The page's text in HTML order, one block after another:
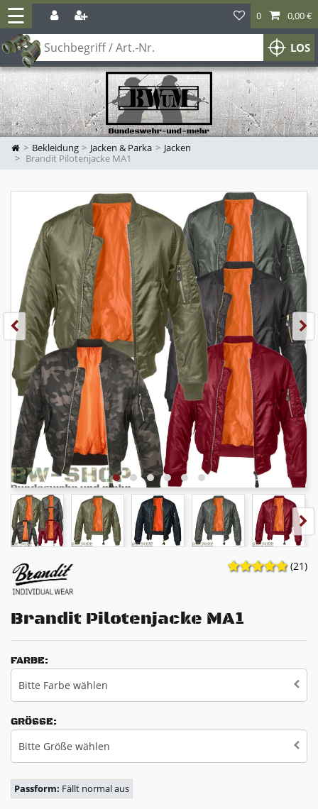
☰
LOS
0 0,00 €
Bekleidung Jacken & Parka
Jacken
Brandit Pilotenjacke MA1
(21)
Brandit Pilotenjacke MA1
FARBE:
Bitte Farbe wählen
GRÖSSE:
Bitte Größe wählen
Passform: Fällt normal aus